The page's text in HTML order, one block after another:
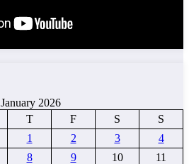
January 2026
T F S
S
1
2 3
4
8 9 10
11